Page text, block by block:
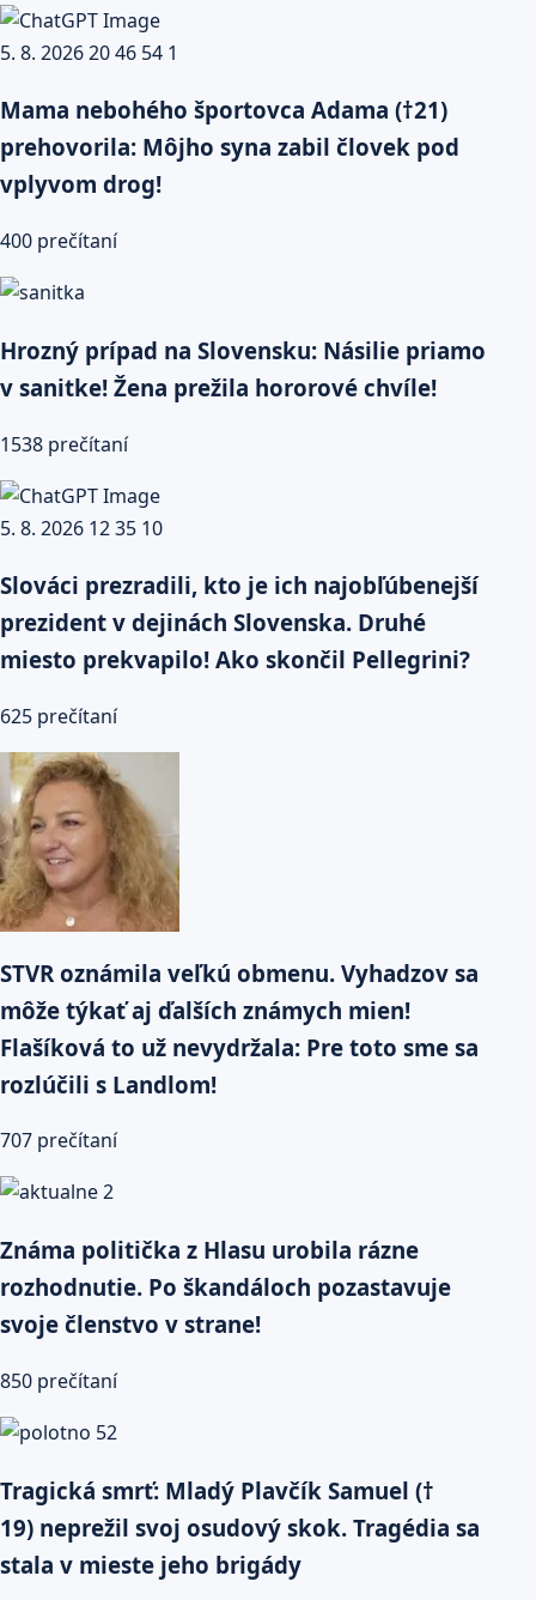
Mama nebohého športovca Adama (†21)
prehovorila: Môjho syna zabil človek pod
vplyvom drog!
400 prečítaní
Hrozný prípad na Slovensku: Násilie priamo
v sanitke! Žena prežila hororové chvíle!
1538 prečítaní
Slováci prezradili, kto je ich najobľúbenejší
prezident v dejinách Slovenska. Druhé
miesto prekvapilo! Ako skončil Pellegrini?
625 prečítaní
STVR oznámila veľkú obmenu. Vyhadzov sa
môže týkať aj ďalších známych mien!
Flašíková to už nevydržala: Pre toto sme sa
rozlúčili s Landlom!
707 prečítaní
Známa politička z Hlasu urobila rázne
rozhodnutie. Po škandáloch pozastavuje
svoje členstvo v strane!
850 prečítaní
Tragická smrť: Mladý Plavčík Samuel (†
19) neprežil svoj osudový skok. Tragédia sa
stala v mieste jeho brigády